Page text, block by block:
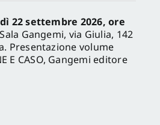
22 settembre 2026, ore
Gangemi, via Giulia, 142
Presentazione volume
E CASO, Gangemi editore